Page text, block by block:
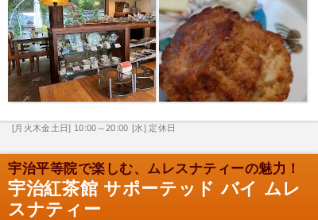
[月火木金土日] 10:00～20:00 [水] 定休日
宇治平等院で楽しむ、ムレスナティーの魅力！
宇治紅茶館 サポーテッド バイ ムレ
スナティー